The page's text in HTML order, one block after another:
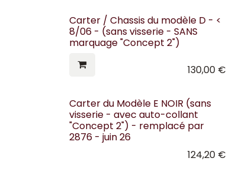
Carter / Chassis du modèle D - <
8/06 - (sans visserie - SANS
marquage "Concept 2")
130,00 €
Carter du Modèle E NOIR (sans
visserie - avec auto-collant
"Concept 2") - remplacé par
2876 - juin 26
124,20 €